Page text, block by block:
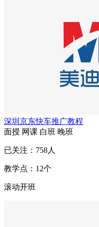
深圳京东快车推广教程
面授 网课 白班 晚班
已关注： 758人
教学点： 12个
滚动开班